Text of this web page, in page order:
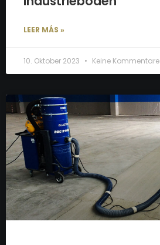
LEER MÁS »
10. Oktober 2023 Keine Kommentare